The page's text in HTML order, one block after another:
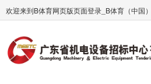
欢迎来到B体育网页版页面登录_B体育（中国）